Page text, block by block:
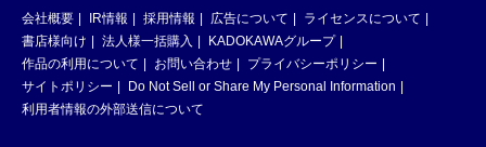
会社概要 IR情報 採用情報 広告について
ライセンスについて
書店様向け
法人様一括購入
KADOKAWAグループ
作品の利用について
お問い合わせ
プライバシーポリシー
サイトポリシー
Do Not Sell or Share My Personal Information
利用者情報の外部送信について